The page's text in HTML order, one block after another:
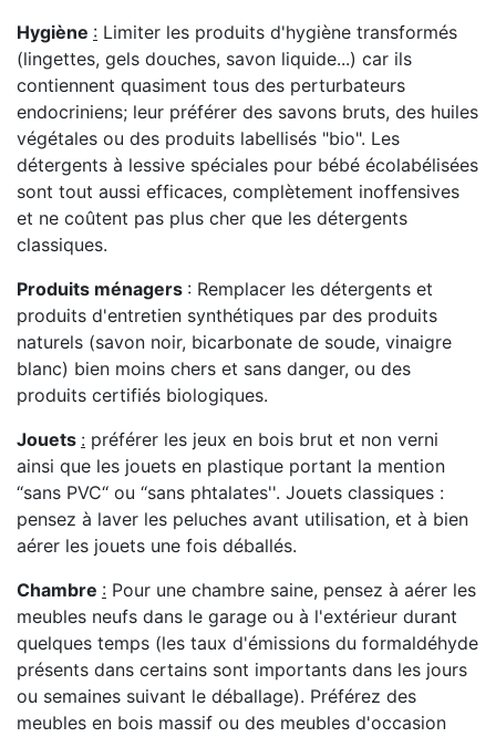
Hygiène : Limiter les produits d'hygiène transformés
(lingettes, gels douches, savon liquide...) car ils
contiennent quasiment tous des perturbateurs
endocriniens; leur préférer des savons bruts, des huiles
végétales ou des produits labellisés "bio". Les
détergents à lessive spéciales pour bébé écolabélisées
sont tout aussi efficaces, complètement inoffensives
et ne coûtent pas plus cher que les détergents
classiques.
Produits ménagers : Remplacer les détergents et
produits d'entretien synthétiques par des produits
naturels (savon noir, bicarbonate de soude, vinaigre
blanc) bien moins chers et sans danger, ou des
produits certifiés biologiques.
Jouets : préférer les jeux en bois brut et non verni
ainsi que les jouets en plastique portant la mention
‘‘sans PVC‘‘ ou ‘‘sans phtalates''. Jouets classiques :
pensez à laver les peluches avant utilisation, et à bien
aérer les jouets une fois déballés.
Chambre : Pour une chambre saine, pensez à aérer les
meubles neufs dans le garage ou à l'extérieur durant
quelques temps (les taux d'émissions du formaldéhyde
présents dans certains sont importants dans les jours
ou semaines suivant le déballage). Préférez des
meubles en bois massif ou des meubles d'occasion